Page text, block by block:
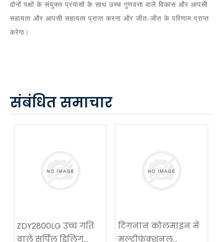
दोनों पक्षों के संयुक्त प्रयासों के साथ उच्च गुणवत्ता वाले विकास और आपसी
सहायता और आपसी सहायता प्राप्त करना और जीत-जीत के परिणाम प्राप्त
करेगा।
संबंधित समाचार
ZDY2800LG उच्च गति
वाले सर्पिल ड्रिलिंग
टिंगनान कोलमाइन में
मल्टीफंक्शनल